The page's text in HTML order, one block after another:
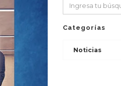
Categorías
Noticias